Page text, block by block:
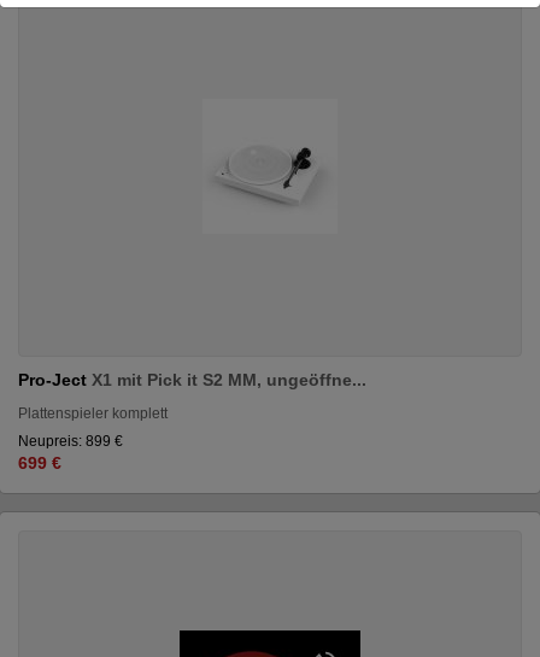
Pro-Ject X1 mit Pick it S2 MM, ungeöffne...
Plattenspieler komplett
Neupreis: 899 €
699 €